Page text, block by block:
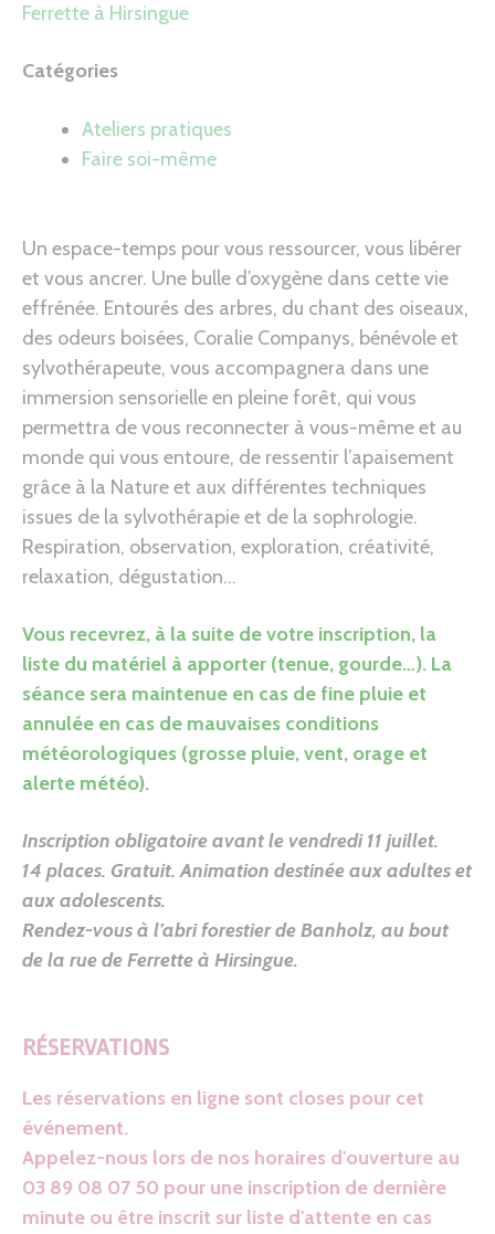
Ferrette à Hirsingue
Catégories
Ateliers pratiques
Faire soi-même
Un espace-temps pour vous ressourcer, vous libérer
et vous ancrer. Une bulle d’oxygène dans cette vie
effrénée. Entourés des arbres, du chant des oiseaux,
des odeurs boisées, Coralie Companys, bénévole et
sylvothérapeute, vous accompagnera dans une
immersion sensorielle en pleine forêt, qui vous
permettra de vous reconnecter à vous-même et au
monde qui vous entoure, de ressentir l’apaisement
grâce à la Nature et aux différentes techniques
issues de la sylvothérapie et de la sophrologie.
Respiration, observation, exploration, créativité,
relaxation, dégustation…
Vous recevrez, à la suite de votre inscription, la
liste du matériel à apporter (tenue, gourde…). La
séance sera maintenue en cas de fine pluie et
annulée en cas de mauvaises conditions
météorologiques (grosse pluie, vent, orage et
alerte météo).
Inscription obligatoire avant le vendredi 11 juillet.
14 places. Gratuit. Animation destinée aux adultes et
aux adolescents.
Rendez-vousà l’abri forestier de Banholz, au bout
de la rue de Ferrette à Hirsingue.
RÉSERVATIONS
Les réservations en ligne sont closes pour cet
événement.
Appelez-nous lors de nos horaires d'ouverture au
03 89 08 07 50 pour une inscription de dernière
minute ou être inscrit sur liste d'attente en cas